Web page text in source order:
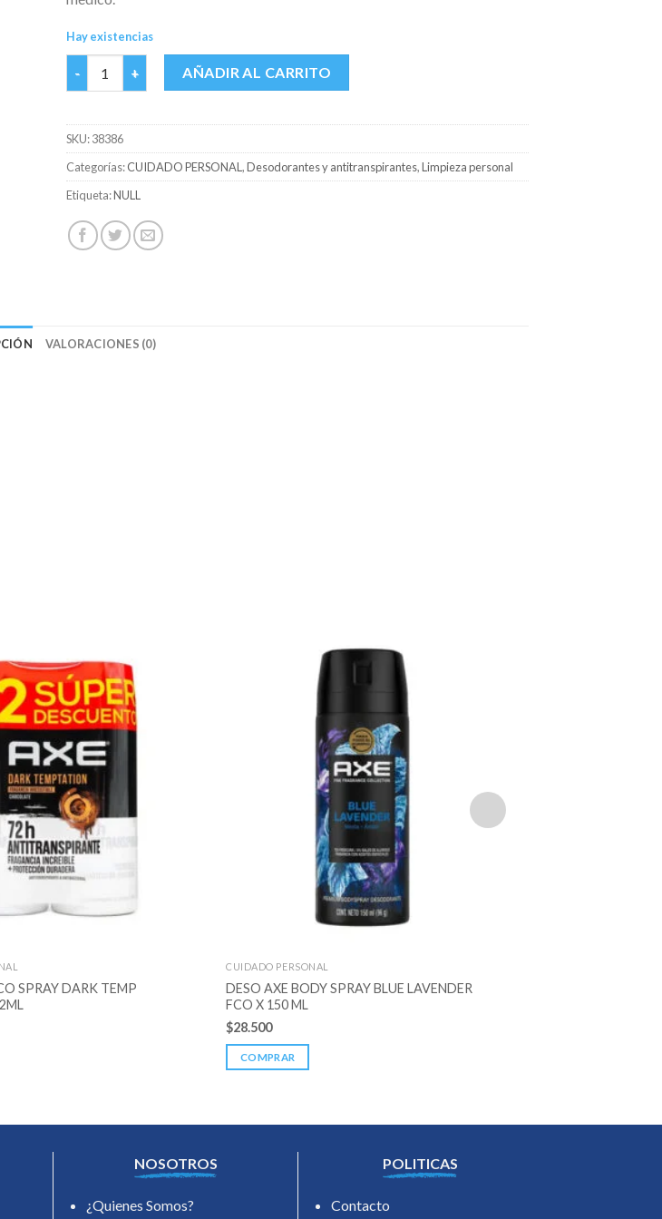
Hay existencias
DESO AXE SECO SPRAY BLACK FCO X 152 ML cantidad
AÑADIR AL CARRITO
SKU:38386
Categorías:CUIDADO PERSONAL,Desodorantes y antitranspirantes,Limpieza personal
Etiqueta:NULL
VALORACIONES (0)
SPRAY DARK TEMP
CUIDADO PERSONAL
DESO AXE BODY SPRAY BLUE LAVENDER
FCO X 150 ML
$28.500
COMPRAR
NOSOTROS
¿Quienes Somos?
POLITICAS
Contacto